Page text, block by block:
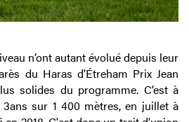
n’ont autant évolué depuis leur
du Haras d'Étreham Prix Jean
solides du programme. C’est à
sur 1 400 mètres, en juillet à